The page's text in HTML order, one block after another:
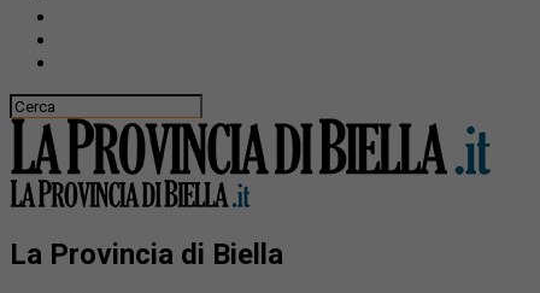
La Provincia di Biella